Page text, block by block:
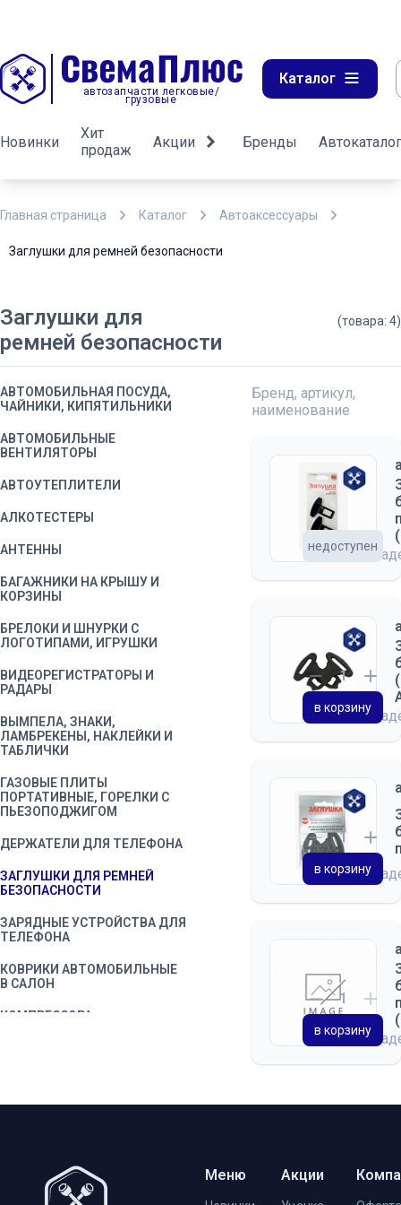
автозапчасти легковые/
грузовые
Каталог
Новинки
Хит
продаж
Акции Бренды Автокаталог
Главная страница Каталог Автоаксессуары
Заглушки для ремней безопасности
Заглушки для
ремней безопасности
(товара: 4)
АВТОМОБИЛЬНАЯ ПОСУДА,
ЧАЙНИКИ, КИПЯТИЛЬНИКИ
АВТОМОБИЛЬНЫЕ
ВЕНТИЛЯТОРЫ
АВТОУТЕПЛИТЕЛИ
АЛКОТЕСТЕРЫ
АНТЕННЫ
БАГАЖНИКИ НА КРЫШУ И
КОРЗИНЫ
БРЕЛОКИ И ШНУРКИ С
ЛОГОТИПАМИ, ИГРУШКИ
ВИДЕОРЕГИСТРАТОРЫ И
РАДАРЫ
ВЫМПЕЛА, ЗНАКИ,
ЛАМБРЕКЕНЫ, НАКЛЕЙКИ И
ТАБЛИЧКИ
ГАЗОВЫЕ ПЛИТЫ
ПОРТАТИВНЫЕ, ГОРЕЛКИ С
ПЬЕЗОПОДЖИГОМ
ДЕРЖАТЕЛИ ДЛЯ ТЕЛЕФОНА
ЗАГЛУШКИ ДЛЯ РЕМНЕЙ
БЕЗОПАСНОСТИ
ЗАРЯДНЫЕ УСТРОЙСТВА ДЛЯ
ТЕЛЕФОНА
КОВРИКИ АВТОМОБИЛЬНЫЕ
В САЛОН
КОМПРЕССОРА
ПРИКУРИВАТЕЛЯ
Бренд, артикул,
наименование
на
недоступен
на
в корзину
на
в корзину
на
в корзину
Меню Акции